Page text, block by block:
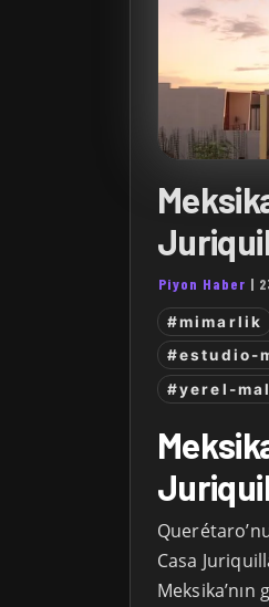
Piyon Haber |
#mimarlik
#estudio-
#yerel-
Casa
Meksika’nın